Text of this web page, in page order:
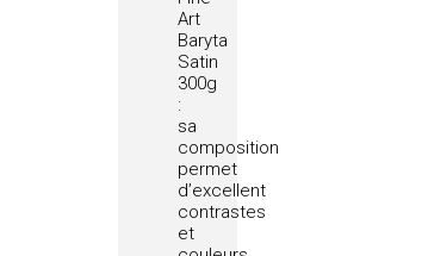
Art
Baryta
Satin
300g
:
sa
composition
permet
d’excellent
contrastes
et